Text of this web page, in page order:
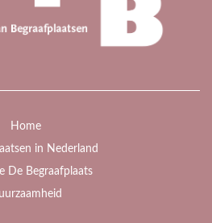
Home
in Nederland
De Begraafplaats